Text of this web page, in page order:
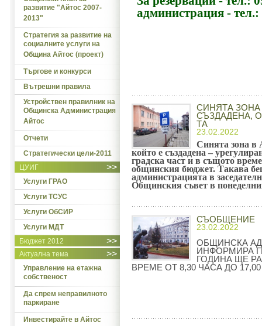
развитие "Айтос 2007-
2013"
Стратегия за развитие на
социалните услуги на
Община Айтос (проект)
Търгове и конкурси
Вътрешни правила
Устройствен правилник на
Общинска Администрация
Айтос
Отчети
Стратегически цели-2011
>>
ЦУИГ
Услуги ГРАО
Услуги ТСУС
Услуги ОбСИР
Услуги МДТ
>>
Бюджет 2012
>>
Актуална тема
Управление на етажна
собственост
Да спрем неправилното
паркиране
Инвестирайте в Айтос
администрация - тел.:
СИНЯТА ЗОНА
СЪЗДАДЕНА,
ТА
23.02.2022
Синята зона в
който е създадена –
градска част и в същото
общинския бюджет. Такава
администрацията в
Общинския съвет в
СЪОБЩЕНИЕ
23.02.2022
ОБЩИНСКА
ИНФОРМИРА
ГОДИНА ЩЕ
ВРЕМЕ ОТ 8,30 ЧАСА ДО